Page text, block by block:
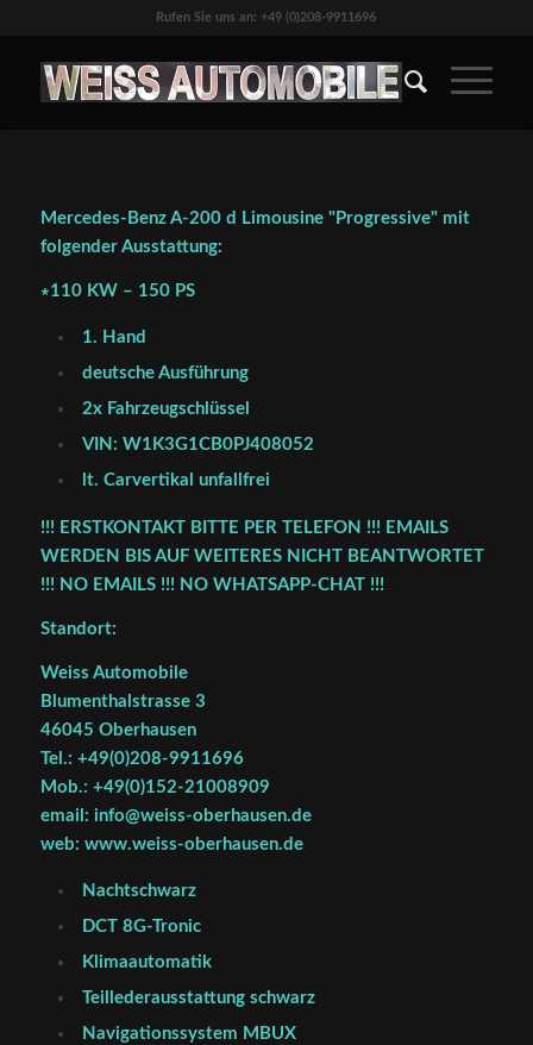
Rufen Sie uns an: +49 (0)208-9911696
Mercedes-Benz A-200 d Limousine "Progressive" mit
folgender Ausstattung:
∗110 KW – 150 PS
1. Hand
deutsche Ausführung
2x Fahrzeugschlüssel
VIN: W1K3G1CB0PJ408052
lt. Carvertikal unfallfrei
!!! ERSTKONTAKT BITTE PER TELEFON !!! EMAILS
WERDEN BIS AUF WEITERES NICHT BEANTWORTET
!!! NO EMAILS !!! NO WHATSAPP-CHAT !!!
Standort:
Weiss Automobile
Blumenthalstrasse 3
46045 Oberhausen
Tel.: +49(0)208-9911696
Mob.: +49(0)152-21008909
email: info@weiss-oberhausen.de
web: www.weiss-oberhausen.de
Nachtschwarz
DCT 8G-Tronic
Klimaautomatik
Teillederausstattung schwarz
Navigationssystem MBUX